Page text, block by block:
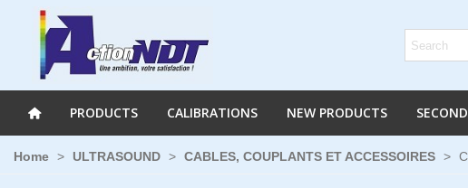
PRODUCTS CALIBRATIONS NEW PRODUCTS
Home > ULTRASOUND > CABLES, COUPLANTS ET ACCESSOIRES >